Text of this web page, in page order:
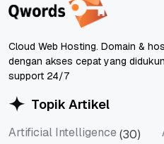
Cloud Web Hosting. Domain &
dengan akses cepat yang
support 24/7
Topik Artikel
Artificial Intelligence (30)